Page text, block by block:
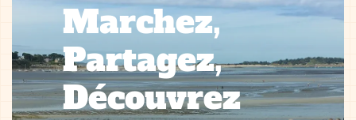
Marchez,
Partagez,
Découvrez